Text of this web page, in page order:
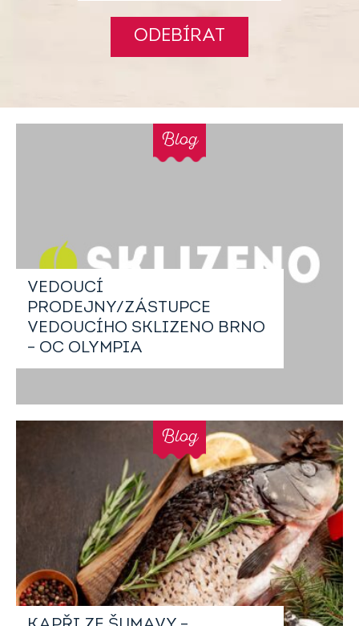
ODEBÍRAT
VEDOUCÍ
PRODEJNY/ZÁSTUPCE
VEDOUCÍHO SKLIZENO BRNO
– OC OLYMPIA
Blog
Blog